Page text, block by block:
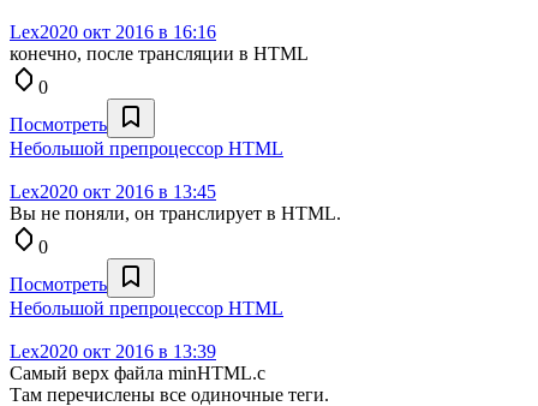
Lex2020 окт 2016 в 16:16
конечно, после трансляции в HTML
0
Посмотреть
Небольшой препроцессор HTML
Lex2020 окт 2016 в 13:45
Вы не поняли, он транслирует в HTML.
0
Посмотреть
Небольшой препроцессор HTML
Lex2020 окт 2016 в 13:39
Самый верх файла minHTML.c
Там перечислены все одиночные теги.